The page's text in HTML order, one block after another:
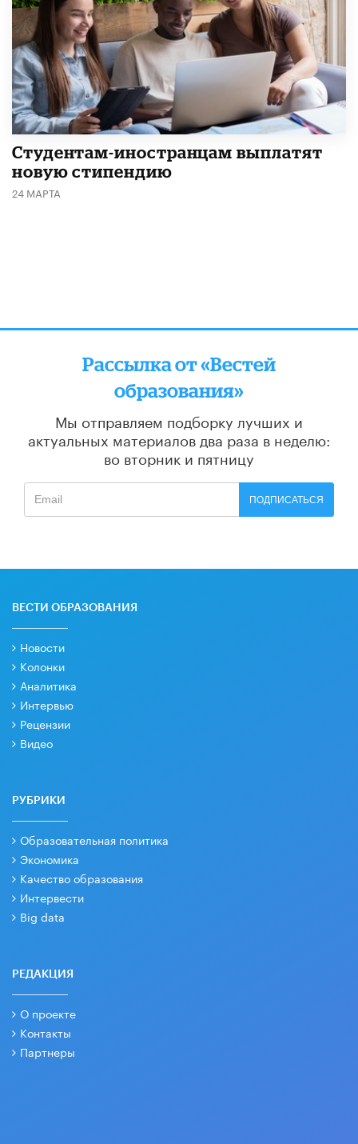
Студентам-иностранцам выплатят
новую стипендию
24 МАРТА
Рассылка от «Вестей
образования»
Мы отправляем подборку лучших и
актуальных материалов два раза в неделю:
во вторник и пятницу
ПОДПИСАТЬСЯ
ВЕСТИ ОБРАЗОВАНИЯ
Новости
Колонки
Аналитика
Интервью
Рецензии
Видео
РУБРИКИ
Образовательная политика
Экономика
Качество образования
Интервести
Big data
РЕДАКЦИЯ
О проекте
Контакты
Партнеры